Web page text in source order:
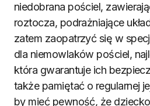
niedobrana pościel,
roztocza, podrażniające
zatem zaopatrzyć się w
dla niemowlaków pościel,
która gwarantuje ich
także pamiętać o regularnej
by mieć pewność, że